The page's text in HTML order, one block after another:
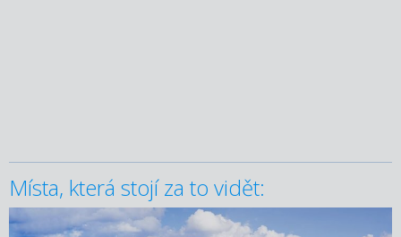
Místa, která stojí za to vidět: